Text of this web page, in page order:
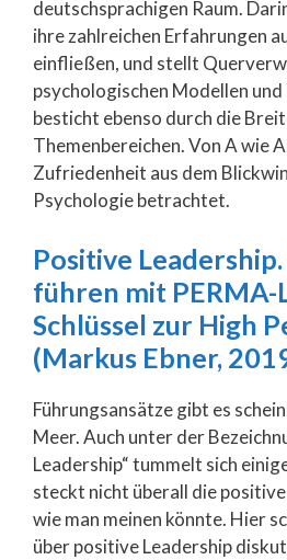
deutschsprachigen Raum.
ihre zahlreichen Erfahrungen
einfließen, und stellt
psychologischen Modellen
besticht ebenso durch die
Themenbereichen. Von A wie
Zufriedenheit aus dem
Psychologie betrachtet.
Positive
führen mit PERMA-
Schlüssel zur High
(Markus Ebner,
Führungsansätze gibt es
Meer. Auch unter der
Leadership“ tummelt sich
steckt nicht überall die
wie man meinen könnte. Hier
über positive Leadership